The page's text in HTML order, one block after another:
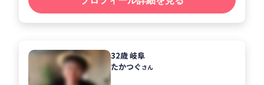
32歳 岐阜
たかつぐ さん